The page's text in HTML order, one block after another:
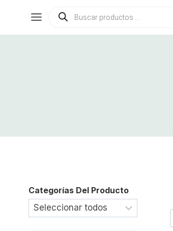
contenido
Búsqueda
Categorías Del Producto